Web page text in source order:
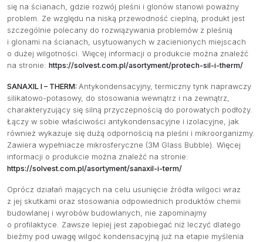
się na ścianach, gdzie rozwój pleśni i glonów stanowi poważny
problem. Ze względu na niską przewodność cieplną, produkt jest
szczególnie polecany do rozwiązywania problemów z pleśnią
i glonami na ścianach, usytuowanych w zacienionych miejscach
o dużej wilgotności. Więcej informacji o produkcie można znaleźć
na stronie: https://solvest.com.pl/asortyment/protech-sil-i-therm/
SANAXIL I – THERM: Antykondensacyjny, termiczny tynk naprawczy
silikatowo-potasowy, do stosowania wewnątrz i na zewnątrz,
charakteryzujący się silną przyczepnością do porowatych podłoży.
Łączy w sobie właściwości antykondensacyjne i izolacyjne, jak
również wykazuje się dużą odpornością na pleśni i mikroorganizmy.
Zawiera wypełniacze mikrosferyczne (3M Glass Bubble). Więcej
informacji o produkcie można znaleźć na stronie:
https://solvest.com.pl/asortyment/sanaxil-i-term/
Oprócz działań mających na celu usunięcie źródła wilgoci wraz
z jej skutkami oraz stosowania odpowiednich produktów chemii
budowlanej i wyrobów budowlanych, nie zapominajmy
o profilaktyce. Zawsze lepiej jest zapobiegać niż leczyć dlatego
bieżmy pod uwagę wilgoć kondensacyjną już na etapie myślenia